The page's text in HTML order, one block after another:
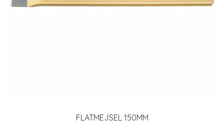
FLATMEJSEL 150MM